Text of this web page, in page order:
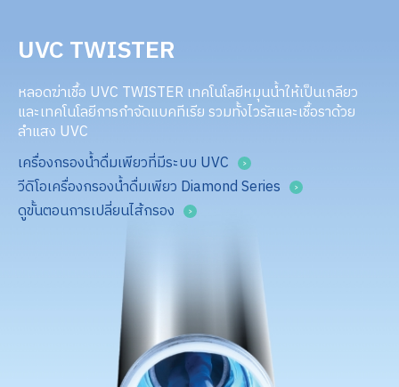
UVC TWISTER
หลอดฆ่าเชื้อ UVC TWISTER เทคโนโลยีหมุนน้ำให้เป็นเกลียว
และเทคโนโลยีการกำจัดแบคทีเรีย รวมทั้งไวรัสและเชื้อราด้วย
ลำแสง UVC
เครื่องกรองน้ำดื่มเพียวที่มีระบบ UVC
วีดิโอเครื่องกรองน้ำดื่มเพียว Diamond Series
ดูขั้นตอนการเปลี่ยนไส้กรอง